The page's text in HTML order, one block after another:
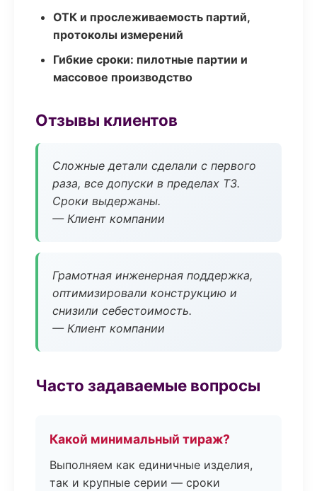
ОТК и прослеживаемость партий,
протоколы измерений
Гибкие сроки: пилотные партии и
массовое производство
Отзывы клиентов
Сложные детали сделали с первого
раза, все допуски в пределах ТЗ.
Сроки выдержаны.
— Клиент компании
Грамотная инженерная поддержка,
оптимизировали конструкцию и
снизили себестоимость.
— Клиент компании
Часто задаваемые вопросы
Какой минимальный тираж?
Выполняем как единичные изделия,
так и крупные серии — сроки